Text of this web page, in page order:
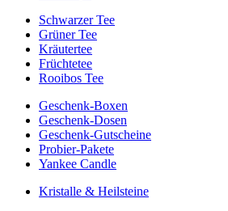
Schwarzer Tee
Grüner Tee
Kräutertee
Früchtetee
Rooibos Tee
Geschenk-Boxen
Geschenk-Dosen
Geschenk-Gutscheine
Probier-Pakete
Yankee Candle
Kristalle & Heilsteine